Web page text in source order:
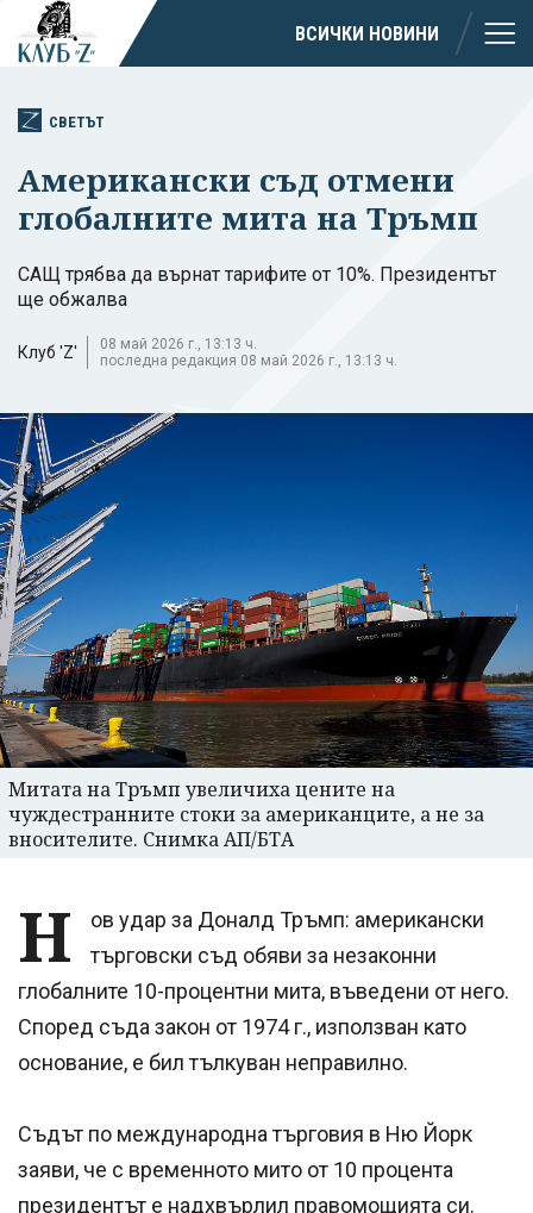
ВСИЧКИ НОВИНИ
СВЕТЪТ
Американски съд отмени
глобалните мита на Тръмп
САЩ трябва да върнат тарифите от 10%. Президентът
ще обжалва
Клуб 'Z'
08 май 2026 г., 13:13 ч.
последна редакция 08 май 2026 г., 13:13 ч.
Митата на Тръмп увеличиха цените на
чуждестранните стоки за американците, а не за
вносителите. Снимка АП/БТА
Н
ов удар за Доналд Тръмп: американски
търговски съд обяви за незаконни
глобалните 10-процентни мита, въведени от него.
Според съда закон от 1974 г., използван като
основание, е бил тълкуван неправилно.
Съдът по международна търговия в Ню Йорк
заяви, че с временното мито от 10 процента
президентът е надхвърлил правомощията си.